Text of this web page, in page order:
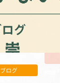
ブログ